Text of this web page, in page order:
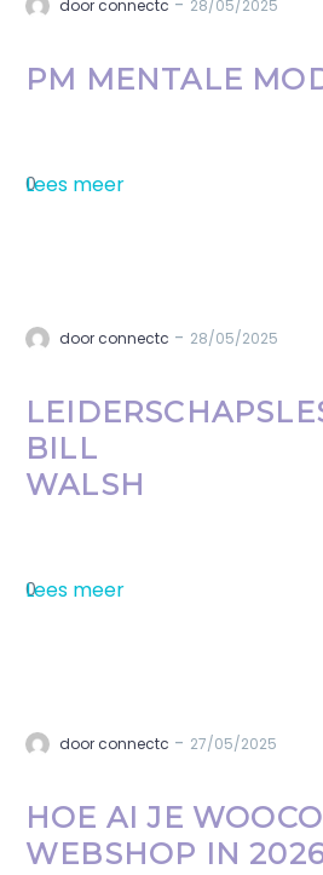
door connectc 28/05/2025
PM MENTALE
Lees meer
0
door connectc - 28/05/2025
BILL
WALSH
Lees meer
0
door connectc - 27/05/2025
HOE AI JE
WEBSHOP IN